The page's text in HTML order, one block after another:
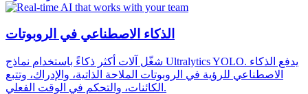
الذكاء الاصطناعي في الروبوتات
شغّل آلات أكثر ذكاءً باستخدام نماذج Ultralytics YOLO. يدفع الذكاء
الاصطناعي للرؤية في الروبوتات الملاحة الذاتية، والإدراك، وتتبع
الكائنات، والتحكم في الوقت الفعلي.